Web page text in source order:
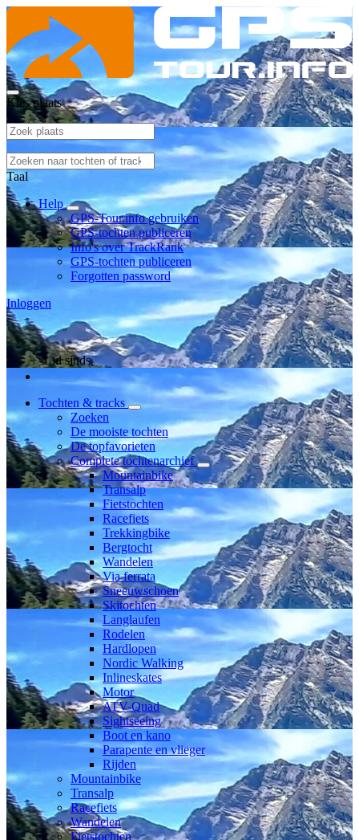
Kies plaats
Taal
Help
GPS-Tour.info gebruiken
GPS-tochten publiceren
Info's over TrackRank
GPS-tochten publiceren
Forgotten password
Inloggen
Lid sinds
Tochten & tracks
Zoeken
De mooiste tochten
De topfavorieten
Complete tochtenarchief
Mountainbike
Transalp
Fietstochten
Racefiets
Trekkingbike
Bergtocht
Wandelen
Via ferrata
Sneeuwschoen
Skitochten
Langlaufen
Rodelen
Hardlopen
Nordic Walking
Inlineskates
Motor
ATV-Quad
Sightseeing
Boot en kano
Parapente en vlieger
Rijden
Mountainbike
Transalp
Racefiets
Wandelen
Fietstochten